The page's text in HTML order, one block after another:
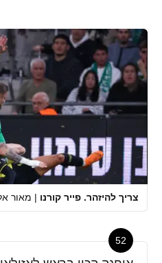
צריך להיזהר. פייר קורנו | מאור
52